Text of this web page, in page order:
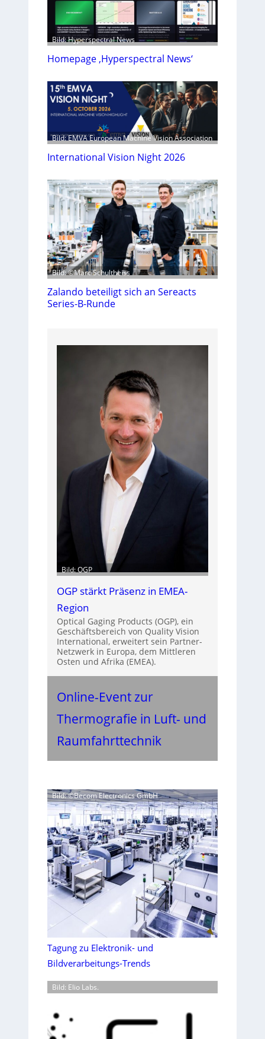
Bild: Hyperspectral News
Homepage ‚Hyperspectral News‘
Bild: EMVA European Machine Vision Association
International Vision Night 2026
Bild: ©Marc Schultheiss
Zalando beteiligt sich an Sereacts
Series-B-Runde
Bild: OGP
OGP stärkt Präsenz in EMEA-
Region
Optical Gaging Products (OGP), ein
Geschäftsbereich von Quality Vision
International, erweitert sein Partner-
Netzwerk in Europa, dem Mittleren
Osten und Afrika (EMEA).
Online-Event zur
Thermografie in Luft- und
Raumfahrttechnik
Bild: ©Becom Electronics GmbH
Tagung zu Elektronik- und
Bildverarbeitungs-Trends
Bild: Elio Labs.